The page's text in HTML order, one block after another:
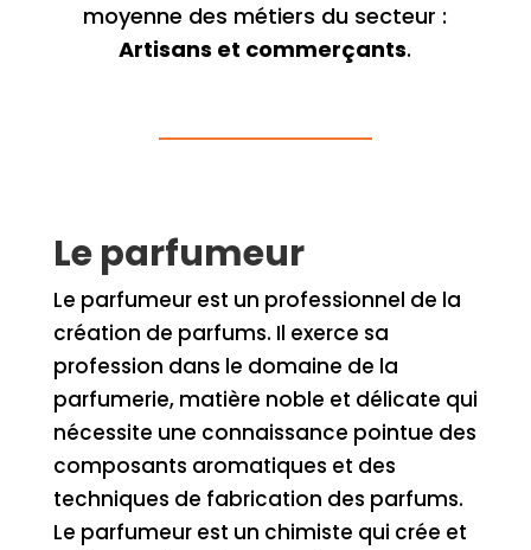
moyenne des métiers du secteur :
Artisans et commerçants.
Le parfumeur
Le parfumeur est un professionnel de la
création de parfums. Il exerce sa
profession dans le domaine de la
parfumerie, matière noble et délicate qui
nécessite une connaissance pointue des
composants aromatiques et des
techniques de fabrication des parfums.
Le parfumeur est un chimiste qui crée et